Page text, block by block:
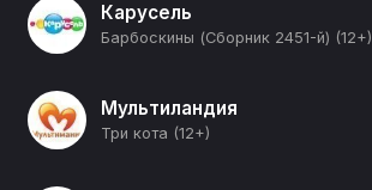
Карусель
Барбоскины (Сборник 2451-й) (12+)
Мультиландия
Три кота (12+)